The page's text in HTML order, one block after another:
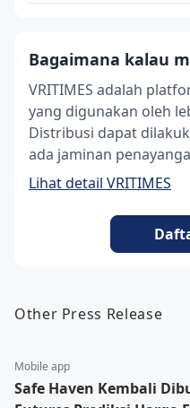
Bagaimana kalau
VRITIMES adalah
yang digunakan oleh
Distribusi dapat
ada jaminan
Lihat detail VRITIMES
Other Press Release
Mobile app
Safe Haven Kembali